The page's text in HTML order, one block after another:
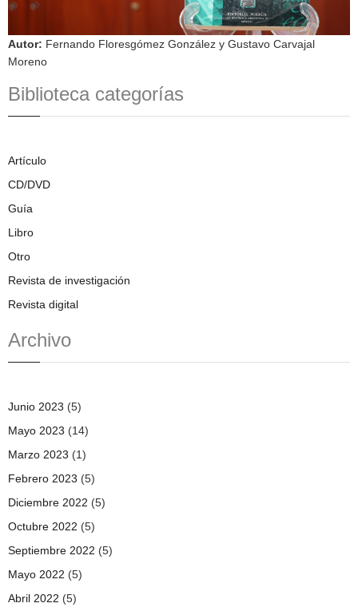
Autor: Fernando Floresgómez González y Gustavo Carvajal
Moreno
Biblioteca categorías
Artículo
CD/DVD
Guía
Libro
Otro
Revista de investigación
Revista digital
Archivo
Junio 2023 (5)
Mayo 2023 (14)
Marzo 2023 (1)
Febrero 2023 (5)
Diciembre 2022 (5)
Octubre 2022 (5)
Septiembre 2022 (5)
Mayo 2022 (5)
Abril 2022 (5)